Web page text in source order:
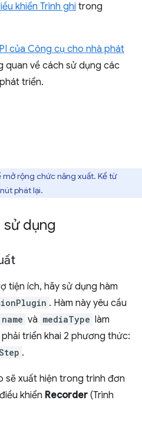
khiển Trình ghi trong
của Công cụ cho nhà phát
quan về cách sử dụng các
triển.
mở rộng chức năng xuất. Kể từ
phát lại.
sử dụng
tiện ích, hãy sử dụng hàm
. Hàm này yêu cầu
name và mediaType làm
triển khai 2 phương thức:
.
sẽ xuất hiện trong trình đơn
khiển Recorder (Trình